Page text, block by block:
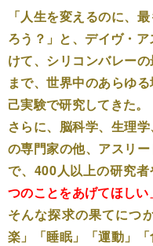
「人生を変えるのに、
ろう？」と、デイヴ・
けて、シリコンバレー
まで、世界中のあらゆ
己実験で研究してきた。
さらに、脳科学、生理
の専門家の他、アスリ
で、400人以上の研究者
つのことをあげてほしい
そんな探求の果てにつ
楽」「睡眠」「運動」